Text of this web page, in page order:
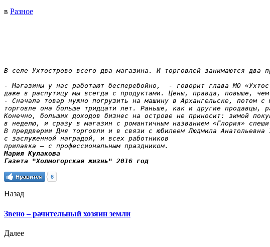
в Разное
В селе Ухтострово всего два магазина. И торговлей занимаются два
- Магазины у нас работают бесперебойно,  - говорит глава МО
даже в распутицу мы всегда с продуктами. Цены, правда, повыше,
- Сначала товар нужно погрузить на машину в Архангельске, потом
торговле она больше тридцати лет. Раньше, как и другие продавцы,
Конечно, больших доходов бизнес на острове не приносит: зимой
в неделю, и сразу в магазин с романтичным названием «Глория»
В преддверии Дня торговли и в связи с юбилеем Людмила
с заслуженной наградой, и всех работников
Мария Кулакова
Газета "Холмогорская жизнь" 2016 год
Нравится 6
Назад
Звено – рачительный хозяин земли
Далее